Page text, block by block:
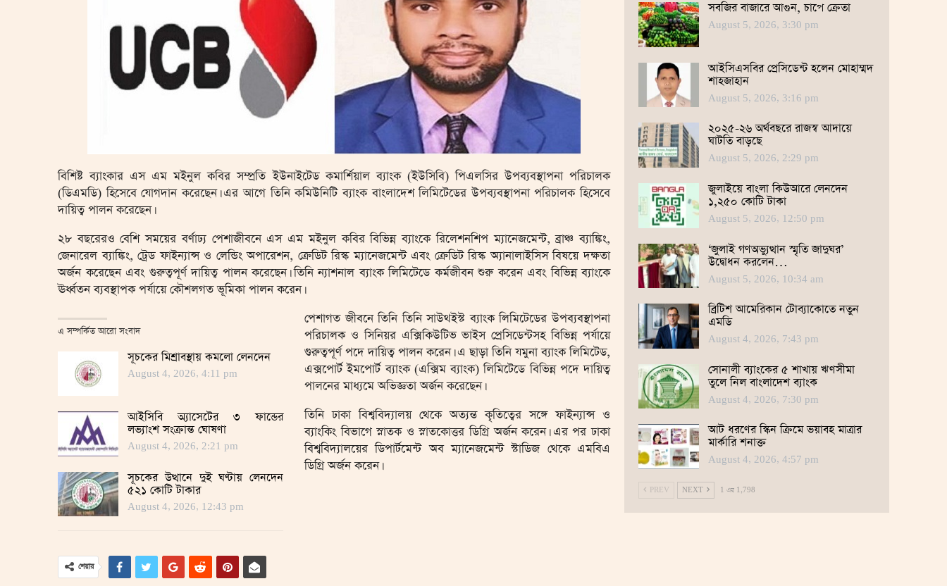
বিশিষ্ট ব্যাংকার এস এম মইনুল কবির সম্প্রতি ইউনাইটেড কমার্শিয়াল ব্যাংক (ইউসিবি) পিএলসির উপব্যবস্থাপনা পরিচালক
(ডিএমডি) হিসেবে যোগদান করেছেন। এর আগে তিনি কমিউনিটি ব্যাংক বাংলাদেশ লিমিটেডের উপব্যবস্থাপনা পরিচালক হিসেবে
দায়িত্ব পালন করেছেন।
২৮ বছরেরও বেশি সময়ের বর্ণাঢ্য পেশাজীবনে এস এম মইনুল কবির বিভিন্ন ব্যাংকে রিলেশনশিপ ম্যানেজমেন্ট, ব্রাঞ্চ ব্যাঙ্কিং,
জেনারেল ব্যাঙ্কিং, ট্রেড ফাইন্যান্স ও লেন্ডিং অপারেশন, ক্রেডিট রিস্ক ম্যানেজমেন্ট এবং ক্রেডিট রিস্ক অ্যানালাইসিস বিষয়ে দক্ষতা
অর্জন করেছেন এবং গুরুত্বপূর্ণ দায়িত্ব পালন করেছেন। তিনি ন্যাশনাল ব্যাংক লিমিটেডে কর্মজীবন শুরু করেন এবং বিভিন্ন ব্যাংকে
ঊর্ধ্বতন ব্যবস্থাপক পর্যায়ে কৌশলগত ভূমিকা পালন করেন।
এ সম্পর্কিত আরো সংবাদ
সূচকের মিশ্রাবস্থায় কমলো লেনদেন
August 4, 2026, 4:11 pm
আইসিবি অ্যাসেটের ৩ ফান্ডের
লভ্যাংশ সংক্রান্ত ঘোষণা
August 4, 2026, 2:21 pm
সূচকের উত্থানে দুই ঘণ্টায় লেনদেন
৫২১ কোটি টাকার
August 4, 2026, 12:43 pm
পেশাগত জীবনে তিনি তিনি সাউথইস্ট ব্যাংক লিমিটেডের উপব্যবস্থাপনা
পরিচালক ও সিনিয়র এক্সিকিউটিভ ভাইস প্রেসিডেন্টসহ বিভিন্ন পর্যায়ে
গুরুত্বপূর্ণ পদে দায়িত্ব পালন করেন। এ ছাড়া তিনি যমুনা ব্যাংক লিমিটেড,
এক্সপোর্ট ইমপোর্ট ব্যাংক (এক্সিম ব্যাংক) লিমিটেডে বিভিন্ন পদে দায়িত্ব
পালনের মাধ্যমে অভিজ্ঞতা অর্জন করেছেন।
তিনি ঢাকা বিশ্ববিদ্যালয় থেকে অত্যন্ত কৃতিত্বের সঙ্গে ফাইন্যান্স ও
ব্যাংকিং বিভাগে স্নাতক ও স্নাতকোত্তর ডিগ্রি অর্জন করেন। এর পর ঢাকা
বিশ্ববিদ্যালয়ের ডিপার্টমেন্ট অব ম্যানেজমেন্ট স্টাডিজ থেকে এমবিএ
ডিগ্রি অর্জন করেন।
শেয়ার
সবজির বাজারে আগুন, চাপে ক্রেতা
August 5, 2026, 3:30 pm
আইসিএসবির প্রেসিডেন্ট হলেন মোহাম্মদ
শাহজাহান
August 5, 2026, 3:16 pm
২০২৫-২৬ অর্থবছরে রাজস্ব আদায়ে
ঘাটতি বাড়ছে
August 5, 2026, 2:29 pm
জুলাইয়ে বাংলা কিউআরে লেনদেন
১,২৫০ কোটি টাকা
August 5, 2026, 12:50 pm
‘জুলাই গণঅভ্যুত্থান স্মৃতি জাদুঘর’
উদ্বোধন করলেন…
August 5, 2026, 10:34 am
ব্রিটিশ আমেরিকান টোব্যাকোতে নতুন
এমডি
August 4, 2026, 7:43 pm
সোনালী ব্যাংকের ৫ শাখায় ঋণসীমা
তুলে নিল বাংলাদেশ ব্যাংক
August 4, 2026, 7:30 pm
আট ধরণের স্কিন ক্রিমে ভয়াবহ মাত্রার
মার্কারি শনাক্ত
August 4, 2026, 4:57 pm
PREV NEXT 1 এর 1,798